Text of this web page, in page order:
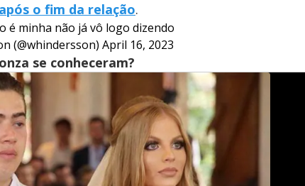
o fim da relação.
é minha não já vô logo dizendo
(@whindersson)April 16, 2023
se conheceram?